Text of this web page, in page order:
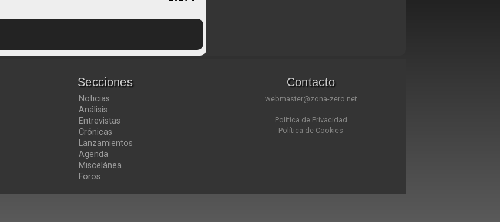
Secciones
Noticias
Análisis
Entrevistas
Crónicas
Lanzamientos
Agenda
Miscelánea
Foros
Contacto
webmaster@zona-zero.net
Política de Privacidad
Política de Cookies